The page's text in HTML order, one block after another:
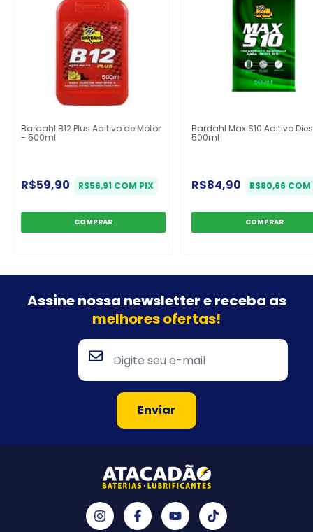
Bardahl B12 Plus Aditivo de Motor
- 500ml
R$59,90 R$56,91 COM PIX
Bardahl Max S10 Aditivo
500ml
R$84,90 R$80,66 COM
Assine nossa newsletter ereceba as
melhores ofertas!